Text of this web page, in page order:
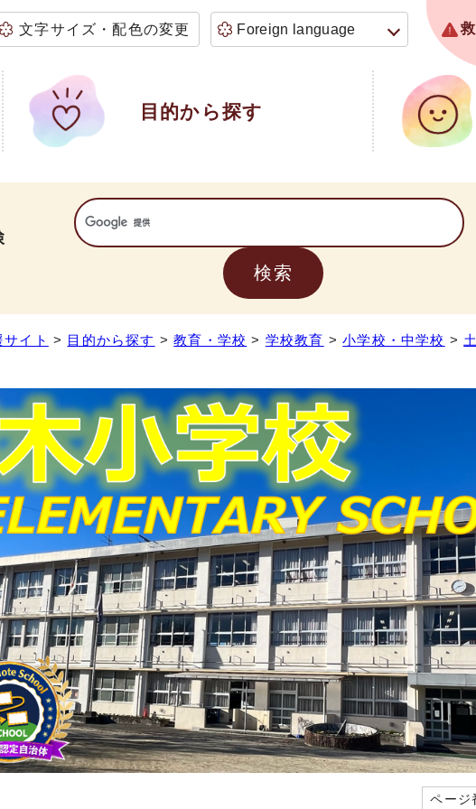
文字サイズ・配色の変更 Foreign language
目的から探す
イト > 目的から探す >教育・学校 > 学校教育 >小学校・中学校 >
ページ